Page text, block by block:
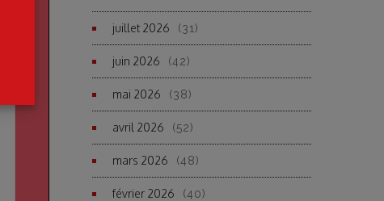
juillet 2026 (31)
juin 2026 (42)
mai 2026 (38)
avril 2026 (52)
mars 2026 (48)
février 2026 (40)